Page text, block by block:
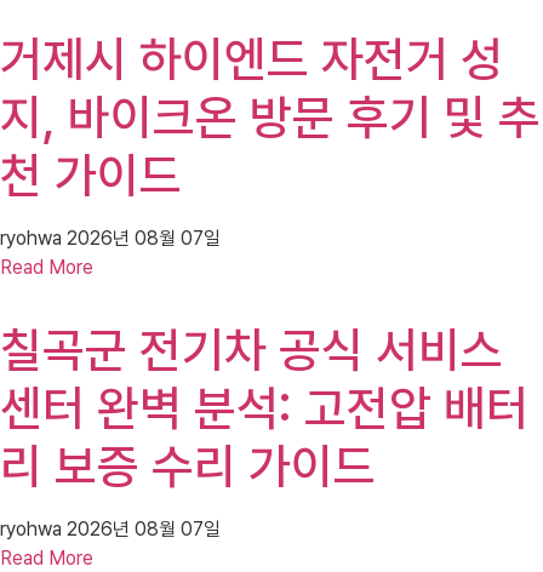
거제시 하이엔드 자전거 성
지, 바이크온 방문 후기 및 추
천 가이드
ryohwa 2026년 08월 07일
Read More
칠곡군 전기차 공식 서비스
센터 완벽 분석: 고전압 배터
리 보증 수리 가이드
ryohwa 2026년 08월 07일
Read More